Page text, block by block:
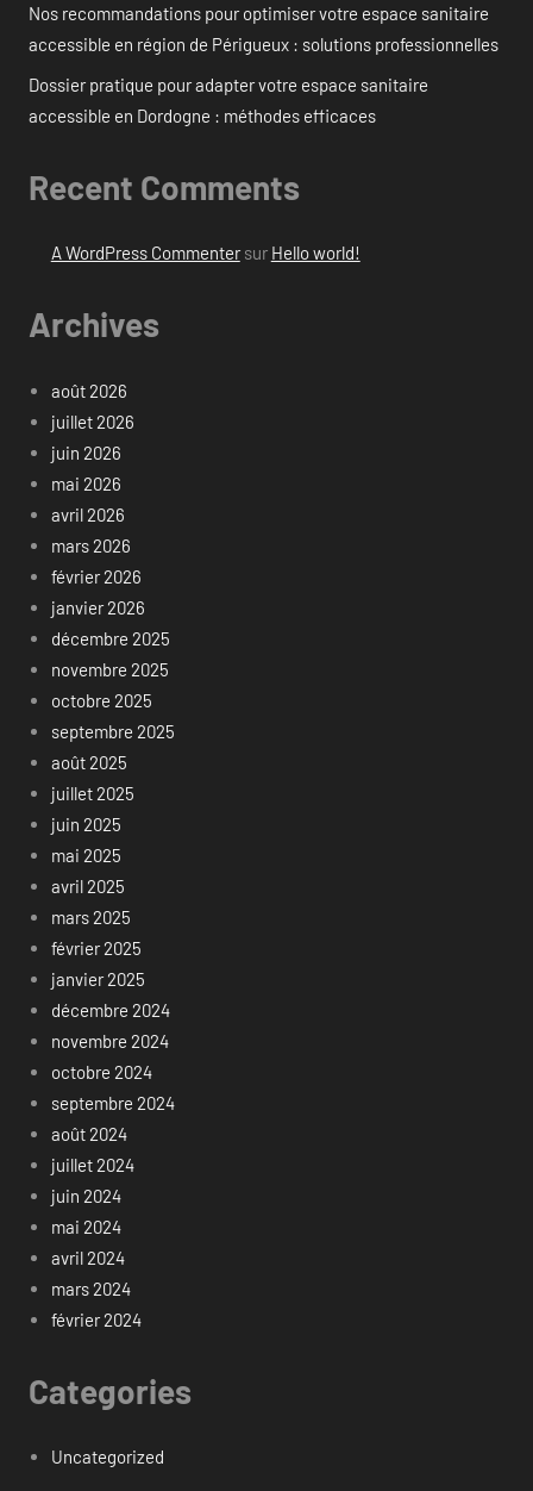
Nos recommandations pour optimiser votre espace sanitaire
accessible en région de Périgueux : solutions professionnelles
Dossier pratique pour adapter votre espace sanitaire
accessible en Dordogne : méthodes efficaces
Recent Comments
A WordPress Commentersur Hello world!
Archives
août 2026
juillet 2026
juin 2026
mai 2026
avril 2026
mars 2026
février 2026
janvier 2026
décembre 2025
novembre 2025
octobre 2025
septembre 2025
août 2025
juillet 2025
juin 2025
mai 2025
avril 2025
mars 2025
février 2025
janvier 2025
décembre 2024
novembre 2024
octobre 2024
septembre 2024
août 2024
juillet 2024
juin 2024
mai 2024
avril 2024
mars 2024
février 2024
Categories
Uncategorized